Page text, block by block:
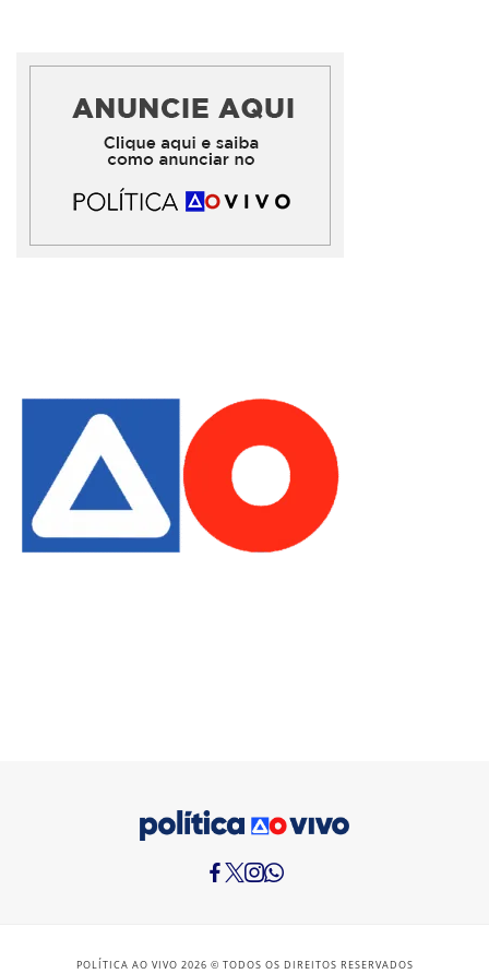
POLÍTICA AO VIVO 2026 © TODOS OS DIREITOS RESERVADOS